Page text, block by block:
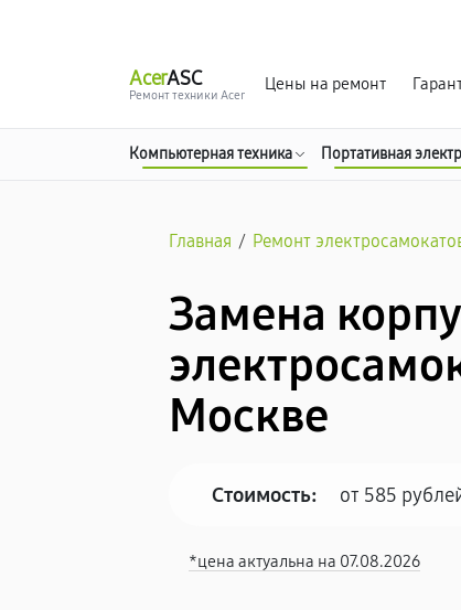
AcerASC
Ремонт техники Acer
Цены на ремонт
Компьютерная техника Портативная
Главная / Ремонт
Замена
Москве
Стоимость: от 585
*цена актуальна на 07.08.2026